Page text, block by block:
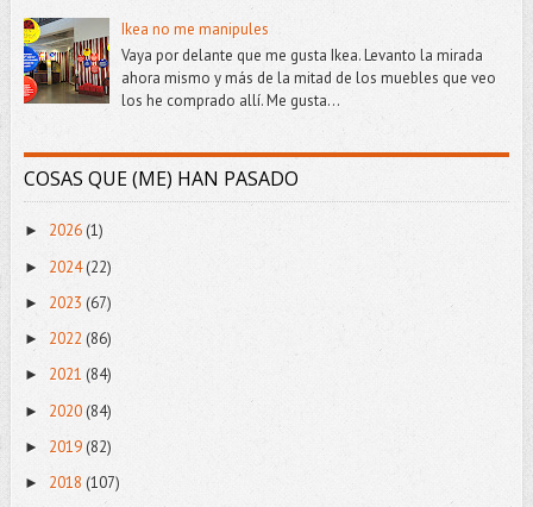
Ikea no me manipules
Vaya por delante que me gusta Ikea. Levanto la mirada
ahora mismo y más de la mitad de los muebles que veo
los he comprado allí. Me gusta...
COSAS QUE (ME) HAN PASADO
► 2026 (1)
► 2024(22)
► 2023 (67)
► 2022 (86)
► 2021 (84)
► 2020(84)
► 2019(82)
► 2018 (107)